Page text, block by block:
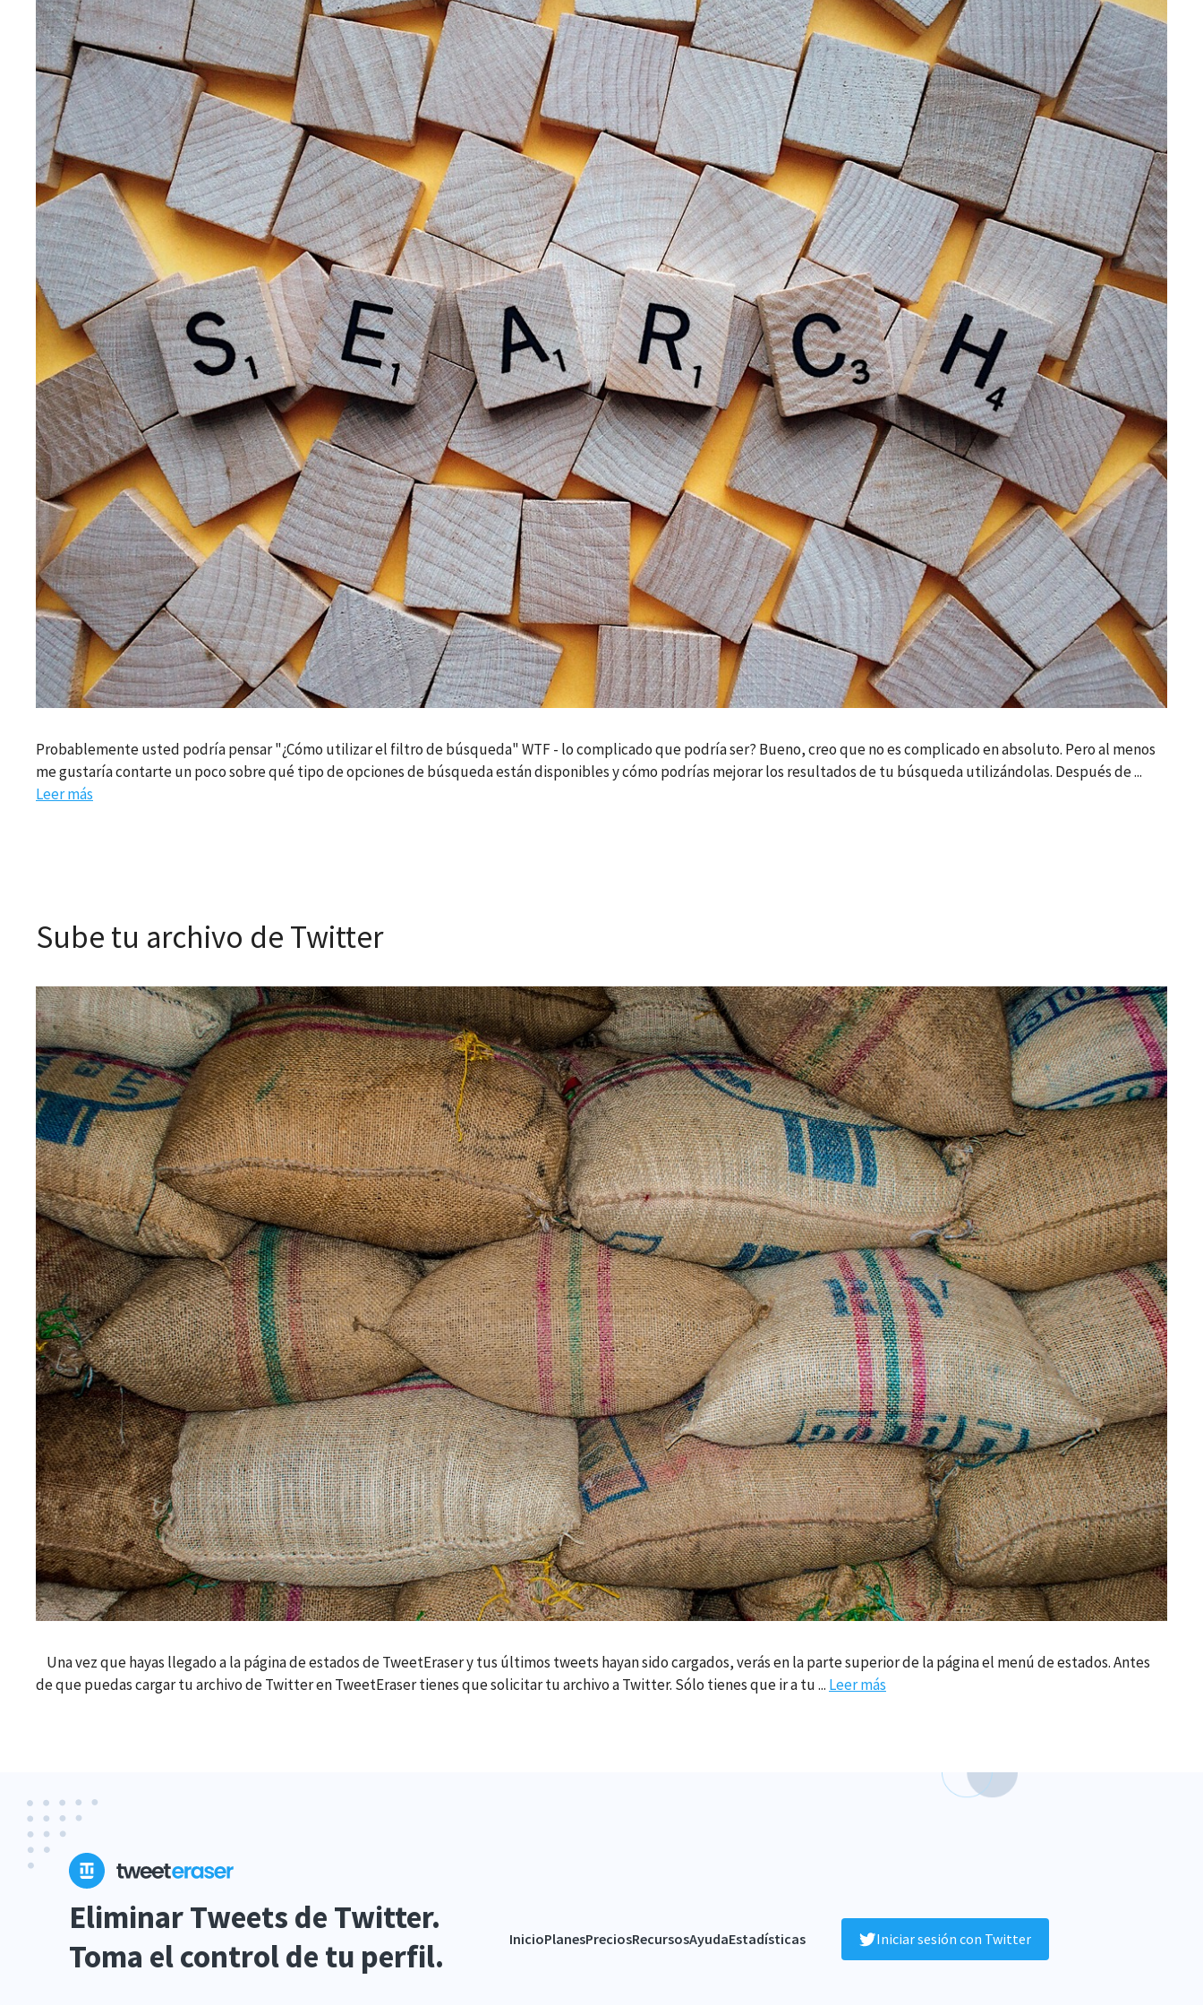
Probablemente usted podría pensar "¿Cómo utilizar el filtro de búsqueda" WTF - lo complicado que podría ser? Bueno, creo que no es complicado en absoluto. Pero al menos
me gustaría contarte un poco sobre qué tipo de opciones de búsqueda están disponibles y cómo podrías mejorar los resultados de tu búsqueda utilizándolas. Después de ...
Leer más
Sube tu archivo de Twitter
Una vez que hayas llegado a la página de estados de TweetEraser y tus últimos tweets hayan sido cargados, verás en la parte superior de la página el menú de estados. Antes
de que puedas cargar tu archivo de Twitter en TweetEraser tienes que solicitar tu archivo a Twitter. Sólo tienes que ir a tu ... Leer más
Eliminar Tweets de Twitter.
Toma el control de tu perfil.
InicioPlanesPreciosRecursosAyudaEstadísticas Iniciar sesión con Twitter